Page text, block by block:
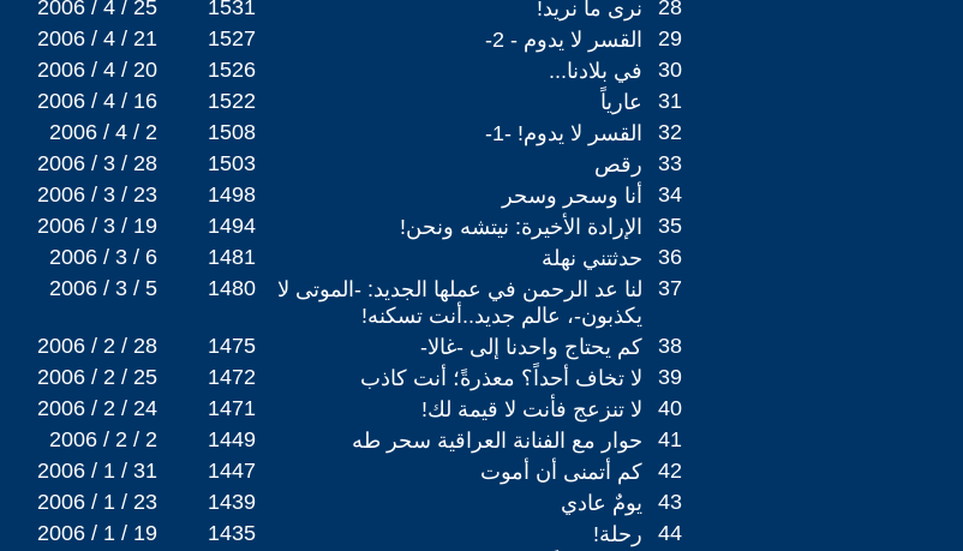
2006 / 4 / 25 1531 نرى ما نريد!
28
2006 / 4 / 21 1527 القسر لا يدوم - 2-
29
2006 / 4 / 20 1526 في بلادنا...
30
2006 / 4 / 16 1522 عارياً
31
2006 / 4 / 2 1508 القسر لا يدوم! -1-
32
2006 / 3 / 28 1503 رقص
33
2006 / 3 / 23 1498 أنا وسحر وسحر
34
2006 / 3 / 19 1494 الإرادة الأخيرة: نيتشه ونحن!
35
2006 / 3 / 6 1481 حدثتني نهلة
36
2006 / 3 / 5 1480
لنا عد الرحمن في عملها الجديد: -الموتى لا
يكذبون-، عالم جديد..أنت تسكنه!
37
2006 / 2 / 28 1475 كم يحتاج واحدنا إلى -غالا-
38
2006 / 2 / 25 1472 لا تخاف أحداً؟ معذرةً؛ أنت كاذب
39
2006 / 2 / 24 1471 لا تنزعج فأنت لا قيمة لك!
40
2006 / 2 / 2 1449 حوار مع الفنانة العراقية سحر طه
41
2006 / 1 / 31 1447 كم أتمنى أن أموت
42
2006 / 1 / 23 1439 يومٌ عادي
43
2006 / 1 / 19 1435 رحلة!
44